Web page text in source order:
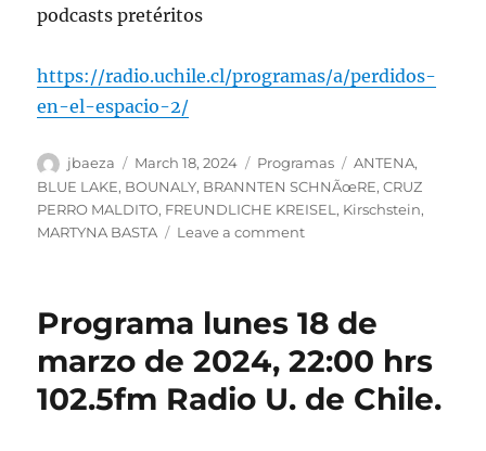
podcasts pretéritos
https://radio.uchile.cl/programas/a/perdidos-
en-el-espacio-2/
Author
jbaeza
Posted
on
March 18, 2024 Categories
Programas Tags
ANTENA,
BLUE LAKE, BOUNALY, BRANNTEN SCHNÃœRE,CRUZ
PERRO MALDITO, FREUNDLICHE KREISEL , Kirschstein,
MARTYNA BASTA
Leave a commenton
18
marzo
de
2024
Programa lunes 18 de
marzo de 2024, 22:00 hrs
102.5fm Radio U. de Chile.